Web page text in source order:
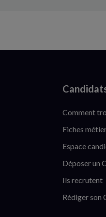
Comment
Fiches
Espace
Déposer un
Ils recrutent
Rédiger son